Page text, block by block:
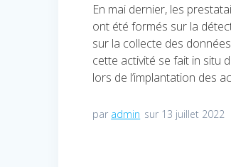
En mai dernier, les
ont été formés sur la
sur la collecte des
cette activité se fait in situ
lors de l’implantation des
par admin sur 13 juillet 2022